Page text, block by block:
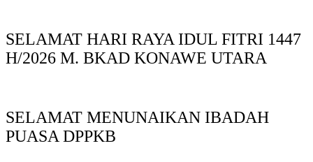
SELAMAT HARI RAYA IDUL FITRI 1447
H/2026 M. BKAD KONAWE UTARA
SELAMAT MENUNAIKAN IBADAH
PUASA DPPKB